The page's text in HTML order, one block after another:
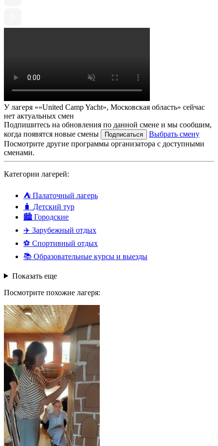
У лагеря ««United Camp Yacht», Московская область» сейчас
нет актуальных смен
Подпишитесь на обновления по данной смене и мы сообшим,
когда появятся новые смены
Подписаться
Выбрать смену
Посмотрите другие программы организатора с доступными
сменами.
Категории лагерей:
⛺ Палаточный лагерь
🧳 Детский тур
🏙️ Городские
✈️ Зарубежный отдых
⚽ Спортивный отдых
📚 Образовательные курсы и выезды
Показать еще
Посмотрите похожие лагеря: